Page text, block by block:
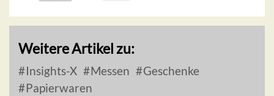
Weitere Artikel zu:
Insights-X Messen
Geschenke
Papierwaren